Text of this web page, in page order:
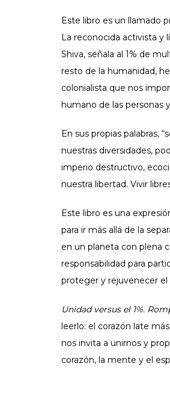
Este libro es un llamado
La reconocida activista y
Shiva, señala al 1% de
resto de la humanidad,
colonialista que nos
humano de las personas
En sus propias palabras,
nuestras diversidades,
imperio destructivo,
nuestra libertad. Vivir
Este libro es una
para ir más allá de la
en un planeta con plena
responsabilidad para
proteger y rejuvenecer el
Unidad versus el 1%.
leerlo: el corazón late
nos invita a unirnos y
corazón, la mente y el